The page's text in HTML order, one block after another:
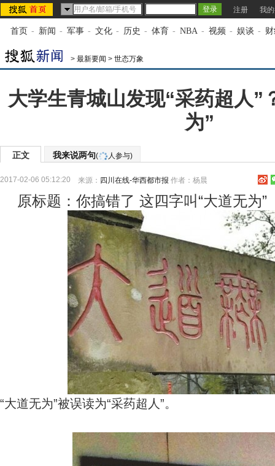
注册 我
首页 - 新闻 - 军事 - 文化 - 历史 - 体育 - NBA - 视频 - 娱谈 -
> 最新要闻 > 世态万象
大学生青城山发现“采药超人”
为”
正文 我来说两句( 人参与)
2017-02-06 05:12:20 来源： 四川在线-华西都市报 作者：杨晨
原标题：你搞错了 这四字叫“大道无为”
“大道无为”被误读为“采药超人”。